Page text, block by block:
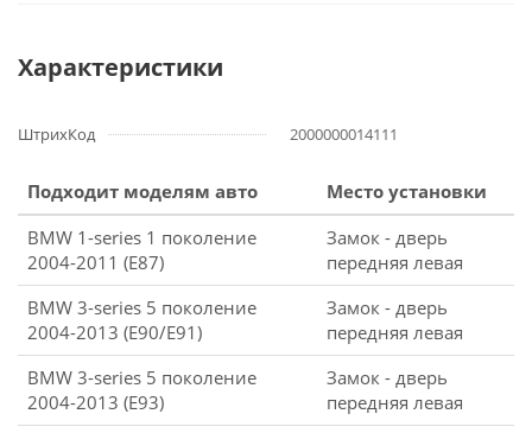
Характеристики
ШтрихКод 2000000014111
Подходит моделям авто
Место установки
BMW 1-series 1 поколение
2004-2011 (E87)
Замок - дверь
передняя левая
BMW 3-series 5 поколение
2004-2013 (E90/Е91)
Замок - дверь
передняя левая
BMW 3-series 5 поколение
2004-2013 (E93)
Замок - дверь
передняя левая